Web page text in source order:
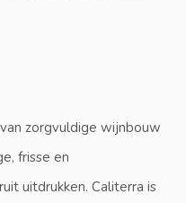
zorgvuldige wijnbouw
frisse en
uitdrukken. Caliterra is